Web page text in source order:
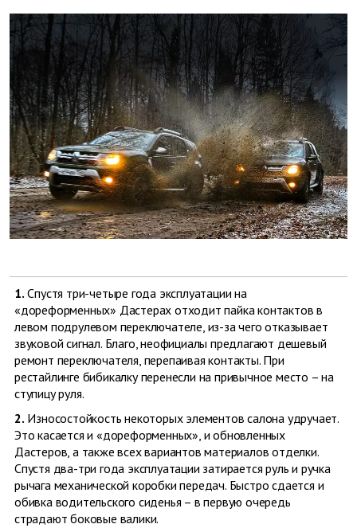
1. Спустя три-четыре года эксплуатации на
«дореформенных» Дастерах отходит пайка контактов в
левом подрулевом переключателе, из-за чего отказывает
звуковой сигнал. Благо, неофициалы предлагают дешевый
ремонт переключателя, перепаивая контакты. При
рестайлинге бибикалку перенесли на привычное место – на
ступицу руля.
2. Износостойкость некоторых элементов салона удручает.
Это касается и «дореформенных», и обновленных
Дастеров, а также всех вариантов материалов отделки.
Спустя два-три года эксплуатации затирается руль и ручка
рычага механической коробки передач. Быстро сдается и
обивка водительского сиденья – в первую очередь
страдают боковые валики.